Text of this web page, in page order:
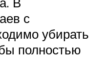
с
убирать
полностью